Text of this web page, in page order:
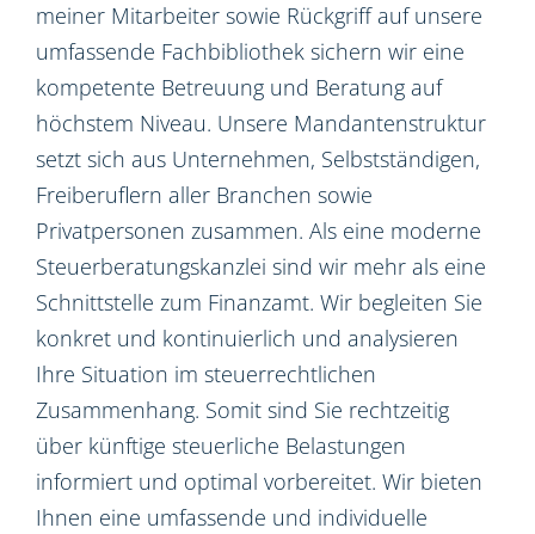
meiner Mitarbeiter sowie Rückgriff auf unsere
umfassende Fachbibliothek sichern wir eine
kompetente Betreuung und Beratung auf
höchstem Niveau. Unsere Mandantenstruktur
setzt sich aus Unternehmen, Selbstständigen,
Freiberuflern aller Branchen sowie
Privatpersonen zusammen. Als eine moderne
Steuerberatungskanzlei sind wir mehr als eine
Schnittstelle zum Finanzamt. Wir begleiten Sie
konkret und kontinuierlich und analysieren
Ihre Situation im steuerrechtlichen
Zusammenhang. Somit sind Sie rechtzeitig
über künftige steuerliche Belastungen
informiert und optimal vorbereitet. Wir bieten
Ihnen eine umfassende und individuelle